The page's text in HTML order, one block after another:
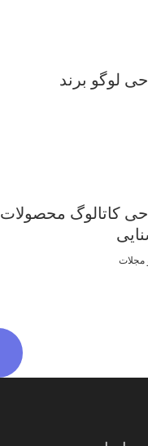
لوگو برند
کاتالوگ محصولات
مجلات